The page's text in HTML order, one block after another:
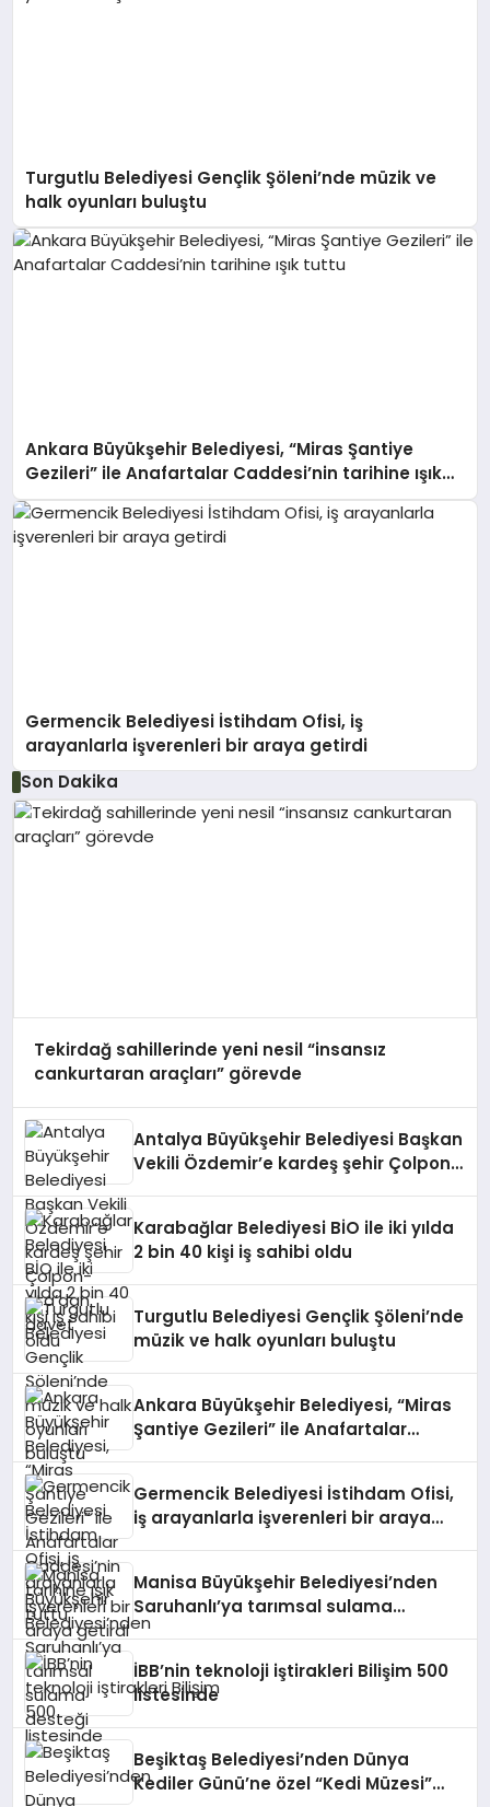
Turgutlu Belediyesi Gençlik Şöleni’nde müzik ve
halk oyunları buluştu
Ankara Büyükşehir Belediyesi, “Miras Şantiye
Gezileri” ile Anafartalar Caddesi’nin tarihine ışık
tuttu
Germencik Belediyesi İstihdam Ofisi, iş
arayanlarla işverenleri bir araya getirdi
Son Dakika
Tekirdağ sahillerinde yeni nesil “insansız
cankurtaran araçları” görevde
Antalya Büyükşehir Belediyesi Başkan
Vekili Özdemir’e kardeş şehir Çolpon-
Karabağlar Belediyesi BİO ile iki yılda
2 bin 40 kişi iş sahibi oldu
Turgutlu Belediyesi Gençlik Şöleni’nde
müzik ve halk oyunları buluştu
Ankara Büyükşehir Belediyesi, “Miras
Şantiye Gezileri” ile Anafartalar
Germencik Belediyesi İstihdam Ofisi,
iş arayanlarla işverenleri bir araya
Manisa Büyükşehir Belediyesi’nden
Saruhanlı’ya tarımsal sulama
desteği
İBB’nin teknoloji iştirakleri Bilişim 500
listesinde
Beşiktaş Belediyesi’nden Dünya
Kediler Günü’ne özel “Kedi Müzesi”